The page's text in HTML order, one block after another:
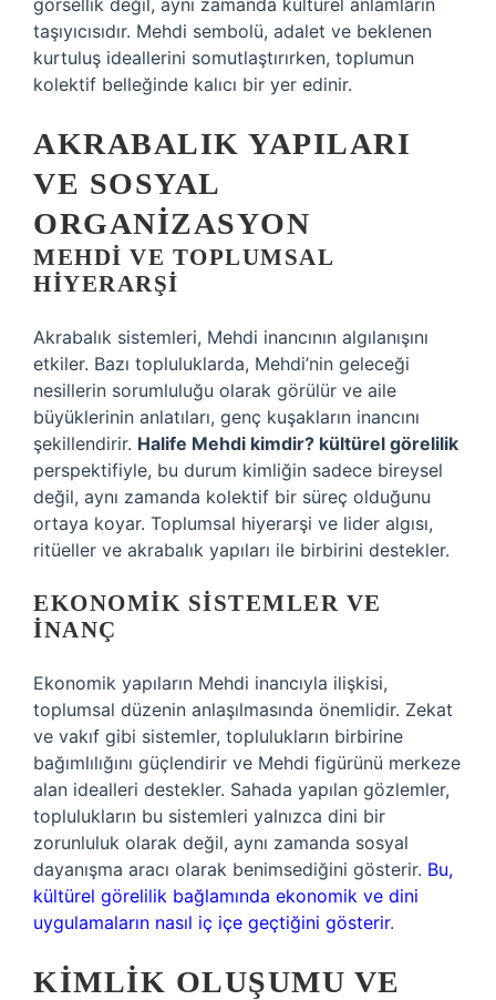
görsellik değil, aynı zamanda kültürel anlamların
taşıyıcısıdır. Mehdi sembolü, adalet ve beklenen
kurtuluş ideallerini somutlaştırırken, toplumun
kolektif belleğinde kalıcı bir yer edinir.
AKRABALIK YAPILARI
VE SOSYAL
ORGANIZASYON
MEHDI VE TOPLUMSAL
HIYERARŞI
Akrabalık sistemleri, Mehdi inancının algılanışını
etkiler. Bazı topluluklarda, Mehdi’nin geleceği
nesillerin sorumluluğu olarak görülür ve aile
büyüklerinin anlatıları, genç kuşakların inancını
şekillendirir. Halife Mehdi kimdir? kültürel görelilik
perspektifiyle, bu durum kimliğin sadece bireysel
değil, aynı zamanda kolektif bir süreç olduğunu
ortaya koyar. Toplumsal hiyerarşi ve lider algısı,
ritüeller ve akrabalık yapıları ile birbirini destekler.
EKONOMIK SISTEMLER VE
İNANÇ
Ekonomik yapıların Mehdi inancıyla ilişkisi,
toplumsal düzenin anlaşılmasında önemlidir. Zekat
ve vakıf gibi sistemler, toplulukların birbirine
bağımlılığını güçlendirir ve Mehdi figürünü merkeze
alan idealleri destekler. Sahada yapılan gözlemler,
toplulukların bu sistemleri yalnızca dini bir
zorunluluk olarak değil, aynı zamanda sosyal
dayanışma aracı olarak benimsediğini gösterir. Bu,
kültürel görelilik bağlamında ekonomik ve dini
uygulamaların nasıl iç içe geçtiğini gösterir.
KIMLIK OLUŞUMU VE